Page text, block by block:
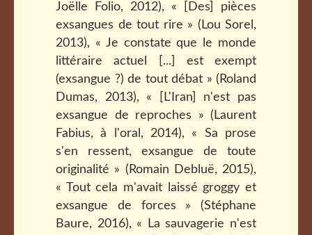
Joëlle Folio, 2012), « [Des] pièces
exsangues de tout rire » (Lou Sorel,
2013), « Je constate que le monde
littéraire actuel [...] est exempt
(exsangue ?) de tout débat » (Roland
Dumas, 2013), « [L'Iran] n'est pas
exsangue de reproches » (Laurent
Fabius, à l'oral, 2014), « Sa prose
s'en ressent, exsangue de toute
originalité » (Romain Debluë, 2015),
« Tout cela m'avait laissé groggy et
exsangue de forces » (Stéphane
Baure, 2016), « La sauvagerie n'est